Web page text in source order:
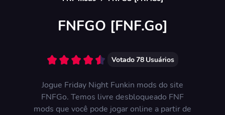
FNFGO [FNF.Go]
Votado78 Usuários
Jogue Friday Night Funkin mods do site
FNFGo. Temos livre desbloqueado FNF
mods que você pode jogar online a partir de